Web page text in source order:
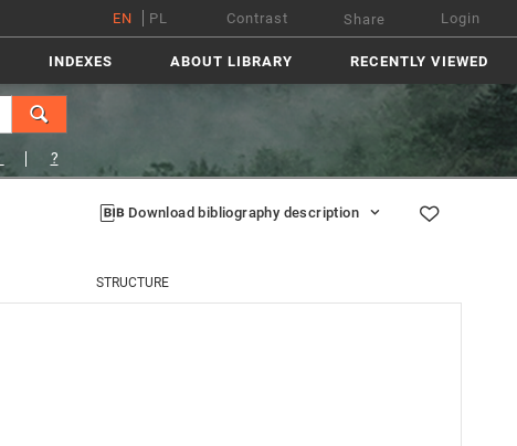
EN PL Contrast Share Login
INDEXES ABOUT LIBRARY RECENTLY VIEWED
?
Download bibliography description
STRUCTURE